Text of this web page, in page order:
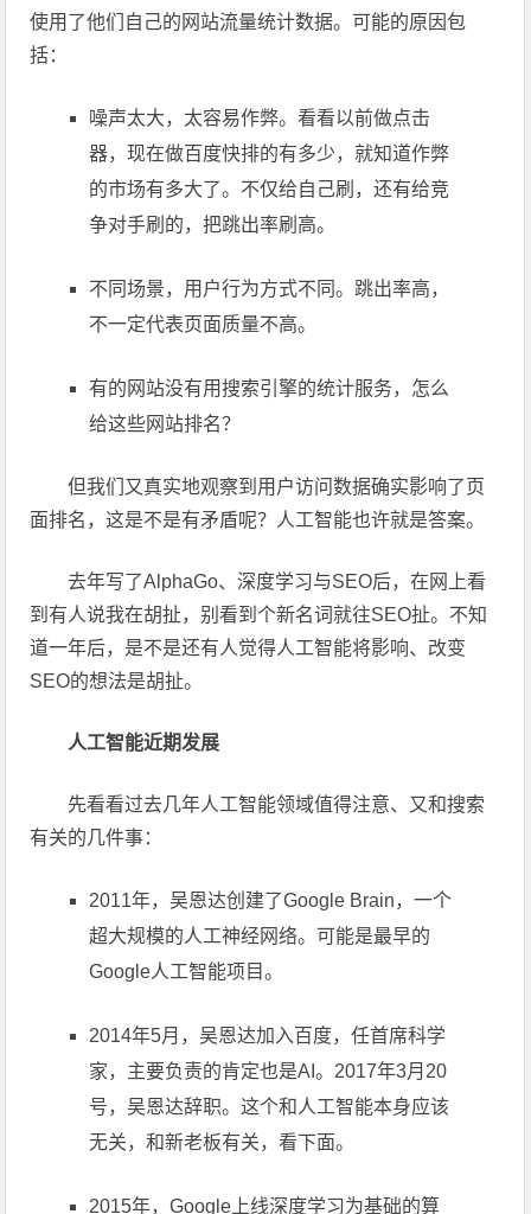
使用了他们自己的网站流量统计数据。可能的原因包
括：
噪声太大，太容易作弊。看看以前做点击
器，现在做百度快排的有多少，就知道作弊
的市场有多大了。不仅给自己刷，还有给竞
争对手刷的，把跳出率刷高。
不同场景，用户行为方式不同。跳出率高，
不一定代表页面质量不高。
有的网站没有用搜索引擎的统计服务，怎么
给这些网站排名？
但我们又真实地观察到用户访问数据确实影响了页
面排名，这是不是有矛盾呢？人工智能也许就是答案。
去年写了AlphaGo、深度学习与SEO后，在网上看
到有人说我在胡扯，别看到个新名词就往SEO扯。不知
道一年后，是不是还有人觉得人工智能将影响、改变
SEO的想法是胡扯。
人工智能近期发展
先看看过去几年人工智能领域值得注意、又和搜索
有关的几件事：
2011年，吴恩达创建了Google Brain，一个
超大规模的人工神经网络。可能是最早的
Google人工智能项目。
2014年5月，吴恩达加入百度，任首席科学
家，主要负责的肯定也是AI。2017年3月20
号，吴恩达辞职。这个和人工智能本身应该
无关，和新老板有关，看下面。
2015年，Google上线深度学习为基础的算